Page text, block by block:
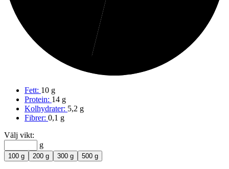
Fett: 10 g
Protein: 14 g
Kolhydrater: 5,2 g
Fibrer: 0,1 g
Välj vikt:
g
100 g 200 g 300 g 500 g